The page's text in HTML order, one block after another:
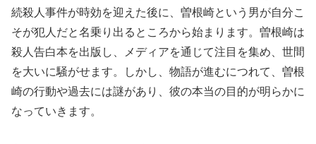
続殺人事件が時効を迎えた後に、曽根崎という男が自分こ
そが犯人だと名乗り出るところから始まります。曽根崎は
殺人告白本を出版し、メディアを通じて注目を集め、世間
を大いに騒がせます。しかし、物語が進むにつれて、曽根
崎の行動や過去には謎があり、彼の本当の目的が明らかに
なっていきます。